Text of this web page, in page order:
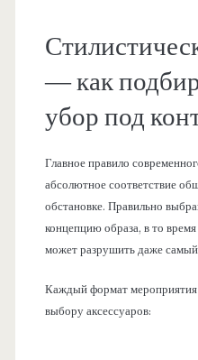
— как
убор под
Главное правило
абсолютное соответствие
обстановке. Правильно
концепцию образа, в то
может разрушить даже самый
Каждый формат мероприятия
выбору аксессуаров: